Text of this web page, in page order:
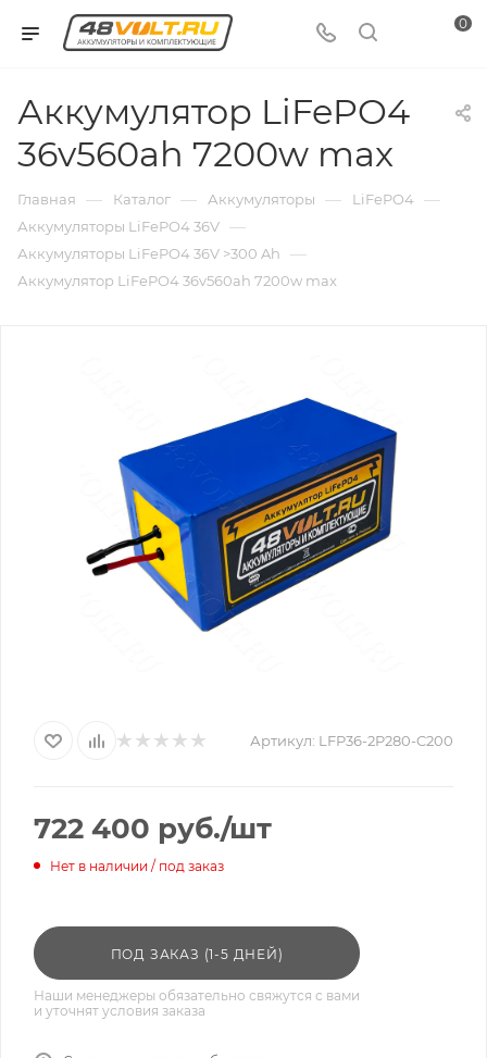
0
Аккумулятор LiFePO4
36v560ah 7200w max
Главная — Каталог — Аккумуляторы — LiFePO4 —
Аккумуляторы LiFePO4 36V —
Аккумуляторы LiFePO4 36V >300 Ah —
Аккумулятор LiFePO4 36v560ah 7200w max
Артикул: LFP36-2P280-C200
722 400 руб./шт
Нет в наличии / под заказ
ПОД ЗАКАЗ (1-5 ДНЕЙ)
Наши менеджеры обязательно свяжутся с вами
и уточнят условия заказа